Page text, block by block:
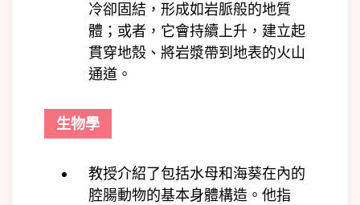
冷卻固結，形成如岩脈般的地質
體；或者，它會持續上升，建立起
貫穿地殼、將岩漿帶到地表的火山
通道。
生物學
教授介紹了包括水母和海葵在內的
腔腸動物的基本身體構造。他指